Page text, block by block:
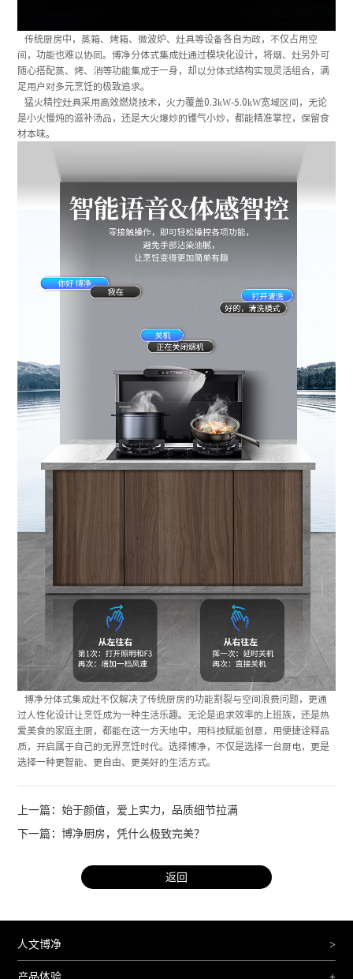
传统厨房中，蒸箱、烤箱、微波炉、灶具等设备各自为政，不仅占用空
间，功能也难以协同。博净分体式集成灶通过模块化设计，将烟、灶另外可
随心搭配蒸、烤、消等功能集成于一身，却以分体式结构实现灵活组合，满
足用户对多元烹饪的极致追求。
猛火精控灶具采用高效燃烧技术，火力覆盖0.3kW-5.0kW宽域区间，无论
是小火慢炖的滋补汤品，还是大火爆炒的镬气小炒，都能精准掌控，保留食
材本味。
博净分体式集成灶不仅解决了传统厨房的功能割裂与空间浪费问题，更通
过人性化设计让烹饪成为一种生活乐趣。无论是追求效率的上班族，还是热
爱美食的家庭主厨，都能在这一方天地中，用科技赋能创意，用便捷诠释品
质，开启属于自己的无界烹饪时代。选择博净，不仅是选择一台厨电，更是
选择一种更智能、更自由、更美好的生活方式。
上一篇：始于颜值，爱上实力，品质细节拉满
下一篇：博净厨房，凭什么极致完美？
返回
人文博净 >